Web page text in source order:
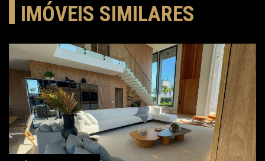
IMÓVEIS SIMILARES